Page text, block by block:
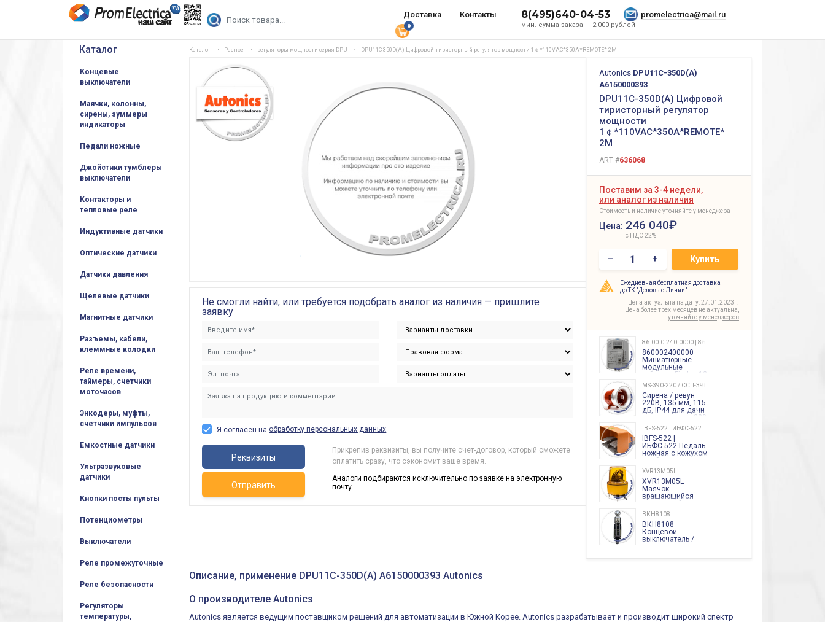
Доставка Контакты
мин. сумма заказа — 2.000 рублей
8(495)640-04-53 promelectrica@mail.ru
0
Каталог
Концевые
выключатели
Маячки, колонны,
сирены, зуммеры
индикаторы
Педали ножные
Джойстики тумблеры
выключатели
Контакторы и
тепловые реле
Индуктивные датчики
Оптические датчики
Датчики давления
Щелевые датчики
Магнитные датчики
Разъемы, кабели,
клеммные колодки
Реле времени,
таймеры, счетчики
моточасов
Энкодеры, муфты,
счетчики импульсов
Емкостные датчики
Ультразвуковые
датчики
Кнопки посты пульты
Потенциометры
Выключатели
Реле промежуточные
Реле безопасности
Регуляторы
температуры,
Каталог Разное регуляторы мощности серия DPU DPU11C-350D(A) Цифровой тиристорный регулятор мощности 1￠*110VAC*350A*REMOTE* 2M
Autonics DPU11C-350D(A)
A6150000393
DPU11C-350D(A) Цифровой
тиристорный регулятор
мощности
1￠*110VAC*350A*REMOTE*
2M
ART #636068
Поставим за 3-4 недели,
или аналог из наличия
Стоимость и наличие уточняйте у менеджера
Цена: 246 040₽
с НДС 22%
– + Купить
Ежедневная бесплатная доставка
до ТК "Деловые Линии"
Цена актуальна на дату: 27.01.2023г.
Цена более трех месяцев не актуальна,
уточняйте у менеджеров
86.00.0.240.0000 | 860002400000
860002400000
Миниатюрные
модульные
таймеры Finder, 12-
240 Вольт AC/DC
Finder
86.00.0.240.0000
MS-390-220 / ССП-390 220В
Сирена / ревун
220В, 135 мм, 115
дБ, IP44 для дачи
производства 220
Вольт звук ситены
"пожарная
тревога"
IBFS-522 | ИБФС-522
IBFS-522 |
ИБФС-522 Педаль
ножная с кожухом
двойная,
контактная группа
2х(1НО+1НЗ)
15Ампер 250В
XVR13M05L
XVR13M05L
Маячок
вращающийся
оранжевый
230VAC 130мм
ВКН8108
ВКН8108
Концевой
выключатель /
алюминиевый
800202300000С | 80 02 0 230 0000 С
Не смогли найти, или требуется подобрать аналог из наличия — пришлите
заявку
Я согласен на обработку персональных данных
Реквизиты
Прикрепив реквизиты, вы получите счет-договор, который сможете
оплатить сразу, что сэкономит ваше время.
Отправить
Аналоги подбираются исключительно по заявке на электронную
почту.
Описание, применение DPU11C-350D(A) A6150000393 Autonics
О производителе Autonics
Autonics является ведущим поставщиком решений для автоматизации в Южной Корее. Autonics разрабатывает и производит широкий спектр